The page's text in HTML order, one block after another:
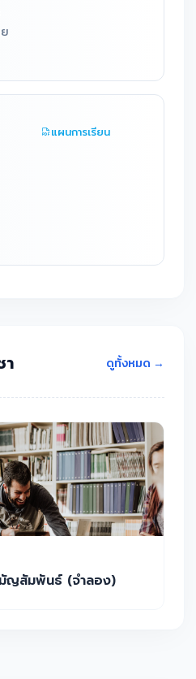
แผนการเรียน
า ดูทั้งหมด →
มัญสัมพันธ์ (จำลอง)